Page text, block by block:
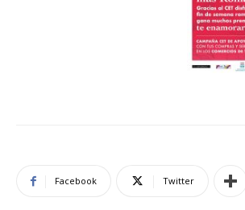
Facebook Twitter